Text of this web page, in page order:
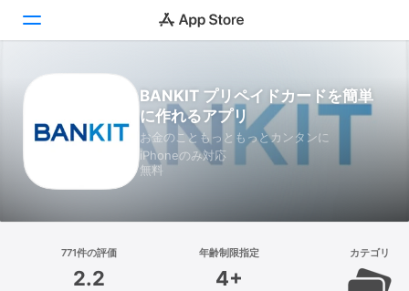
ゲーム
検索
プラットフォーム
BANKIT プリペイドカードを簡単
に作れるアプリ
お金のこともっともっとカンタンに
iPhoneのみ対応
無料
771件の評価
2.2
年齢制限指定
4+
カテゴリ